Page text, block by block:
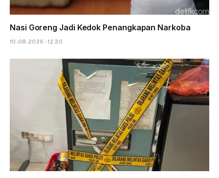
Nasi Goreng Jadi Kedok Penangkapan Narkoba
10-08-2026 - 12.30